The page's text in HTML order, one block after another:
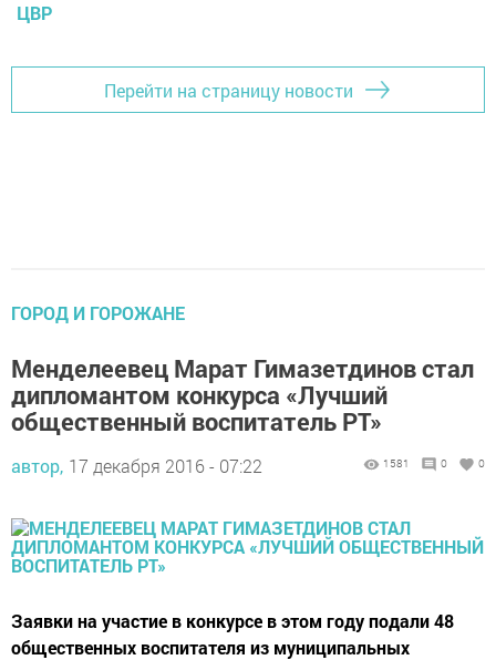
ЦВР
Перейти на страницу новости
ГОРОД И ГОРОЖАНЕ
Менделеевец Марат Гимазетдинов стал
дипломантом конкурса «Лучший
общественный воспитатель РТ»
автор, 17 декабря 2016 - 07:22 1581 0 0
Заявки на участие в конкурсе в этом году подали 48
общественных воспитателя из муниципальных